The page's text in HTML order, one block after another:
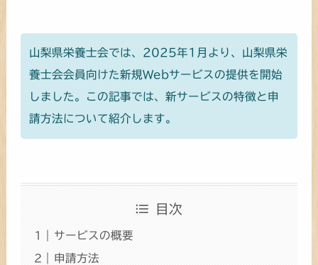
山梨県栄養士会では、2025年1月より、山梨県栄
養士会会員向けた新規Webサービスの提供を開始
しました。この記事では、新サービスの特徴と申
請方法について紹介します。
目次
サービスの概要
申請方法